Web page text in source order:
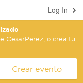
Log In
CesarPerez, o crea tu
Crear evento